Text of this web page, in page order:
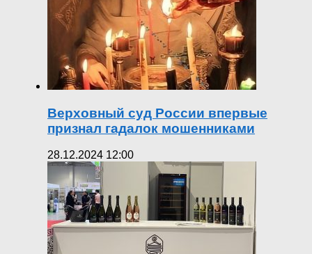
Верховный суд России впервые
признал гадалок мошенниками
28.12.2024 12:00